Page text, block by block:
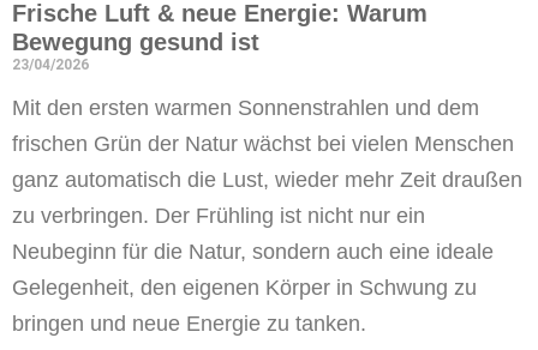
Frische Luft & neue Energie: Warum
Bewegung gesund ist
23/04/2026
Mit den ersten warmen Sonnenstrahlen und dem
frischen Grün der Natur wächst bei vielen Menschen
ganz automatisch die Lust, wieder mehr Zeit draußen
zu verbringen. Der Frühling ist nicht nur ein
Neubeginn für die Natur, sondern auch eine ideale
Gelegenheit, den eigenen Körper in Schwung zu
bringen und neue Energie zu tanken.